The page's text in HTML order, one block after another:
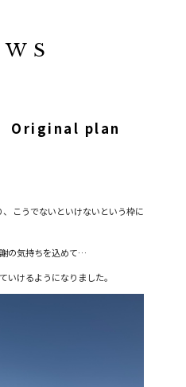
Original plan
こうでないといけないという枠に
の気持ちを込めて…
いけるようになりました。